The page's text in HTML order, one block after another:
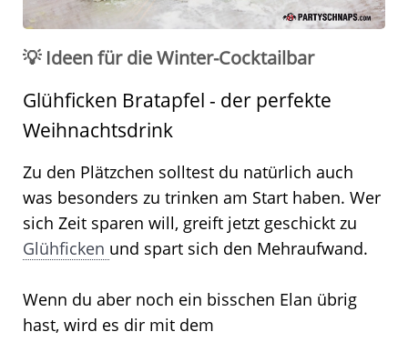
💡 Ideen für die Winter-Cocktailbar
Glühficken Bratapfel - der perfekte
Weihnachtsdrink
Zu den Plätzchen solltest du natürlich auch
was besonders zu trinken am Start haben. Wer
sich Zeit sparen will, greift jetzt geschickt zu
Glühficken und spart sich den Mehraufwand.
Wenn du aber noch ein bisschen Elan übrig
hast, wird es dir mit dem